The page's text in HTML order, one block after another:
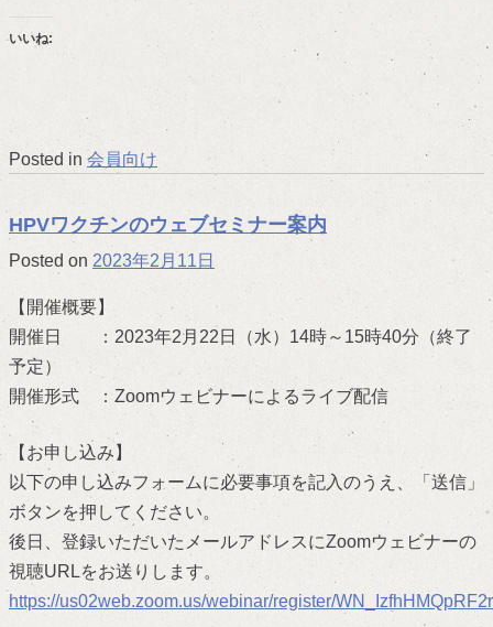
いいね:
Posted in 会員向け
HPVワクチンのウェブセミナー案内
Posted on 2023年2月11日
【開催概要】
開催日 ：2023年2月22日（水）14時～15時40分（終了
予定）
開催形式 ：Zoomウェビナーによるライブ配信
【お申し込み】
以下の申し込みフォームに必要事項を記入のうえ、「送信」
ボタンを押してください。
後日、登録いただいたメールアドレスにZoomウェビナーの
視聴URLをお送りします。
https://us02web.zoom.us/webinar/register/